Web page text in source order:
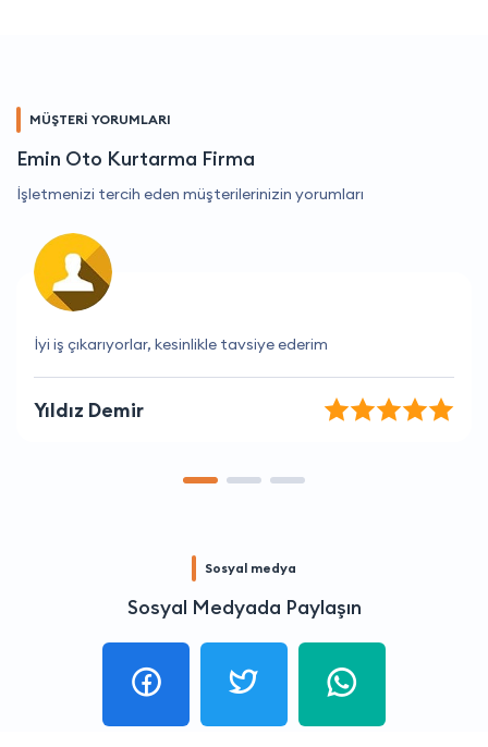
MÜŞTERİ YORUMLARI
Emin Oto Kurtarma Firma
İşletmenizi tercih eden müşterilerinizin yorumları
İhtiyacım olan tüm bilgileri anında sağlıyorlar.
Umut Tezcan
Sosyal medya
Sosyal Medyada Paylaşın